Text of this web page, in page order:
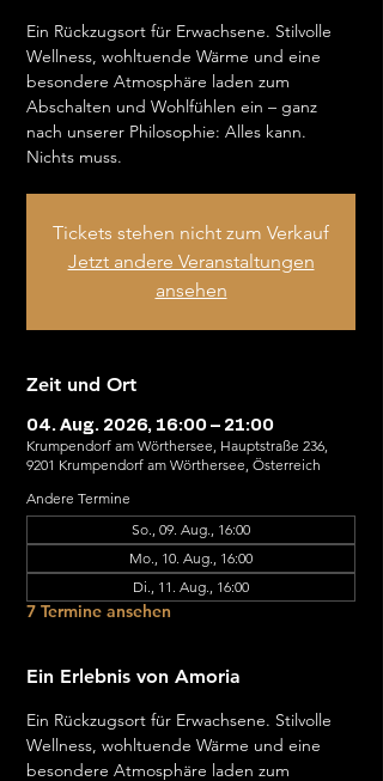
Ein Rückzugsort für Erwachsene. Stilvolle
Wellness, wohltuende Wärme und eine
besondere Atmosphäre laden zum
Abschalten und Wohlfühlen ein – ganz
nach unserer Philosophie: Alles kann.
Nichts muss.
Tickets stehen nicht zum Verkauf
Jetzt andere Veranstaltungen
ansehen
Zeit und Ort
04. Aug. 2026, 16:00 – 21:00
Krumpendorf am Wörthersee, Hauptstraße 236,
9201 Krumpendorf am Wörthersee, Österreich
Andere Termine
So., 09. Aug., 16:00
Mo., 10. Aug., 16:00
Di., 11. Aug., 16:00
7 Termine ansehen
Ein Erlebnis von Amoria
Ein Rückzugsort für Erwachsene. Stilvolle
Wellness, wohltuende Wärme und eine
besondere Atmosphäre laden zum